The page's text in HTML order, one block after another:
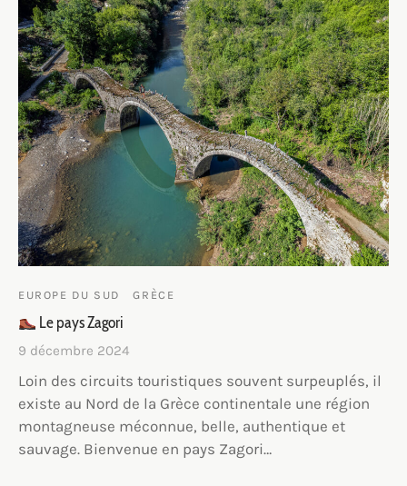
EUROPE DU SUD GRÈCE
Le pays Zagori
9 décembre 2024
Loin des circuits touristiques souvent surpeuplés, il
existe au Nord de la Grèce continentale une région
montagneuse méconnue, belle, authentique et
sauvage. Bienvenue en pays Zagori…